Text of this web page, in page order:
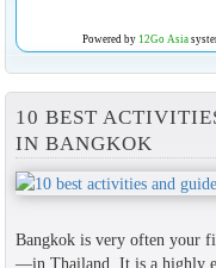
Powered by 12Go Asia
10 BEST
IN BANGKOK
Bangkok is very often your
—in Thailand. It is a highly